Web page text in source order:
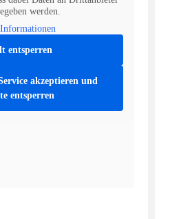
werden.
entsperren
akzeptieren und
entsperren